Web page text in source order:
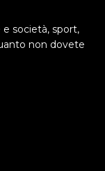
società, sport,
non dovete